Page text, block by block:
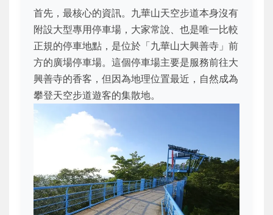
首先，最核心的資訊。九華山天空步道本身沒有
附設大型專用停車場，大家常說、也是唯一比較
正規的停車地點，是位於「九華山大興善寺」前
方的廣場停車場。這個停車場主要是服務前往大
興善寺的香客，但因為地理位置最近，自然成為
攀登天空步道遊客的集散地。